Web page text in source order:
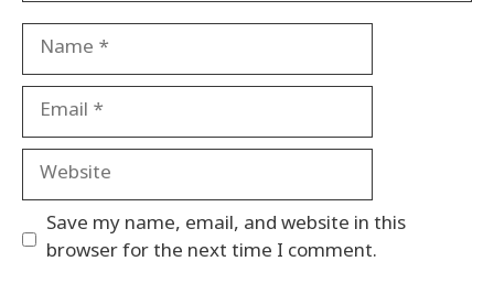
Name
Email
Website
Save my name, email, and website in this
browser for the next time I comment.